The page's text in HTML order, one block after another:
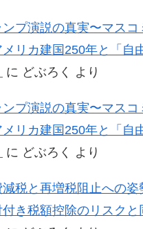
ンプ演説の真実〜マス
メリカ建国250年と「自
に どぶろく より
ンプ演説の真実〜マス
メリカ建国250年と「自
に どぶろく より
税と再増税阻止への姿
付き税額控除のリスクと